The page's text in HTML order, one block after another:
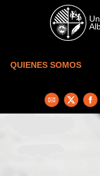
Skip to main content
QUIENES SOMOS